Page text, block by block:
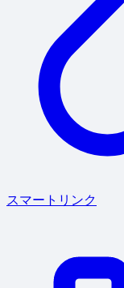
スマートリンク